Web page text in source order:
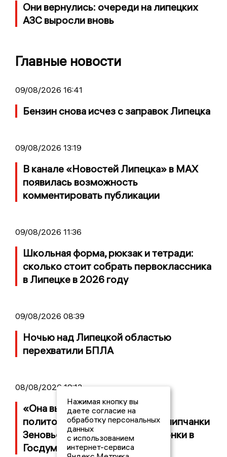
Они вернулись: очереди на липецких
АЗС выросли вновь
Главные новости
09/08/2026 16:41
Бензин снова исчез с заправок Липецка
09/08/2026 13:19
В канале «Новостей Липецка» в MAX
появилась возможность
комментировать публикации
09/08/2026 11:36
Школьная форма, рюкзак и тетради:
сколько стоит собрать первоклассника
в Липецке в 2026 году
09/08/2026 08:39
Ночью над Липецкой областью
перехватили БПЛА
08/08/2026 19:12
«Она выполнила свою роль»:
политолог Слатинов о снятии липчанки
Зеновьевой с предвыборной гонки в
Госдуму
Нажимая кнопку вы
даете согласие на
обработку персональных
данных
с использованием
интернет-сервиса